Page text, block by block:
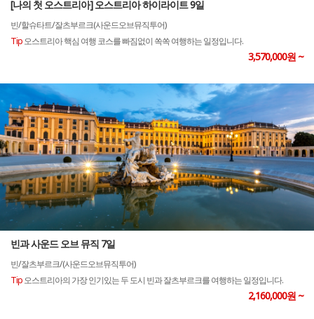
[나의 첫 오스트리아] 오스트리아 하이라이트 9일
빈/할슈타트/잘츠부르크(사운드오브뮤직투어)
Tip오스트리아 핵심 여행 코스를 빠짐없이 쏙쏙 여행하는 일정입니다.
3,570,000원 ~
빈과 사운드 오브 뮤직 7일
빈/잘츠부르크/(사운드오브뮤직투어)
Tip오스트리아의 가장 인기있는 두 도시 빈과 잘츠부르크를 여행하는 일정입니다.
2,160,000원 ~